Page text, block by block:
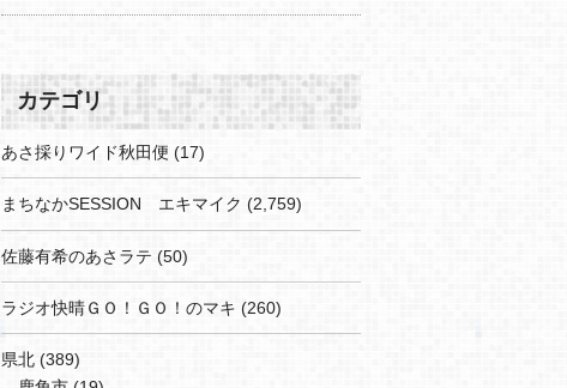
カテゴリ
あさ採りワイド秋田便 (17)
まちなかSESSION エキマイク (2,759)
佐藤有希のあさラテ (50)
ラジオ快晴ＧＯ！ＧＯ！のマキ (260)
県北 (389)